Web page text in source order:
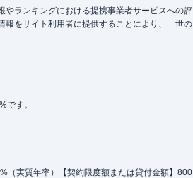
ランキングにおける提携事業者サービスへの評
をサイト利用者に提供することにより、「世の
です。
（実質年率）【契約限度額または貸付金額】800